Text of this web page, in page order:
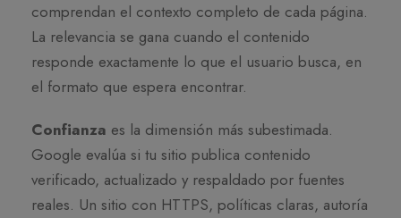
comprendan el contexto completo de cada página.
La relevancia se gana cuando el contenido
responde exactamente lo que el usuario busca, en
el formato que espera encontrar.
Confianza es la dimensión más subestimada.
Google evalúa si tu sitio publica contenido
verificado, actualizado y respaldado por fuentes
reales. Un sitio con HTTPS, políticas claras, autoría